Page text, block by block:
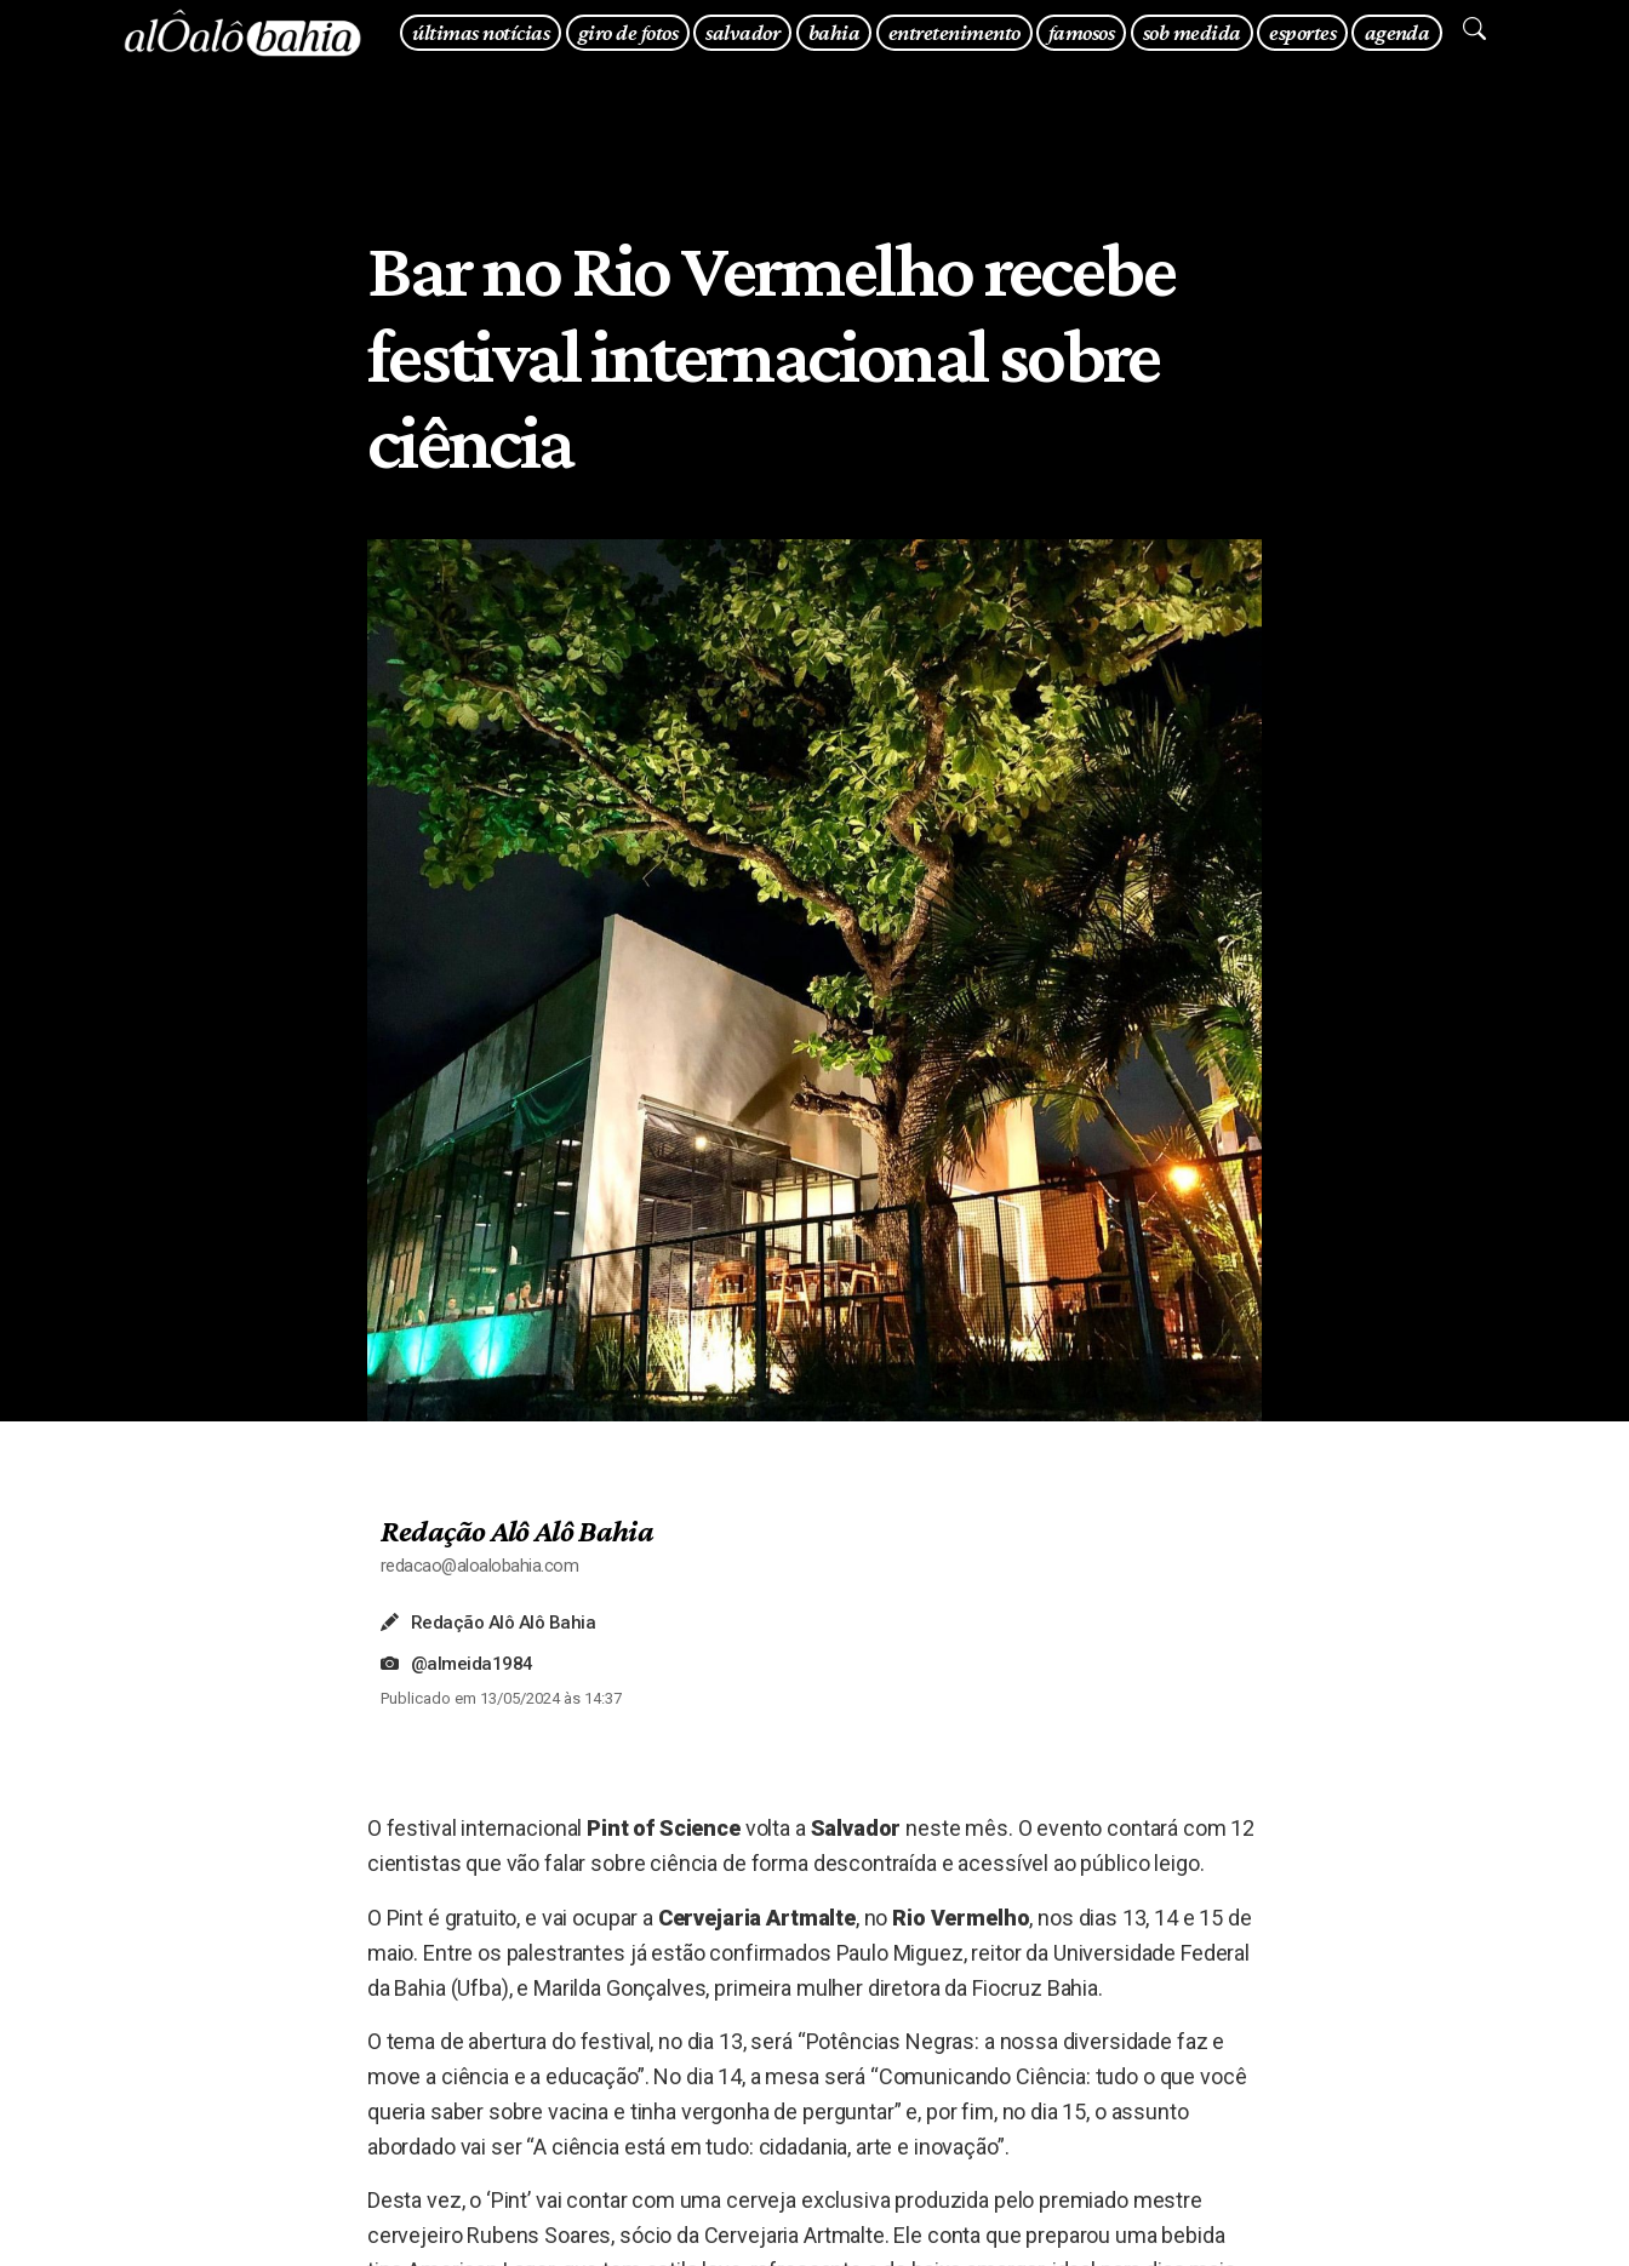
últimas notícias giro de fotos salvador bahia entretenimento famosos sob medida esportes agenda
Bar no Rio Vermelho recebe
festival internacional sobre
ciência
Redação Alô Alô Bahia
redacao@aloalobahia.com
Redação Alô Alô Bahia
@almeida1984
Publicado em 13/05/2024 às 14:37
O festival internacional Pint of Sciencevolta aSalvador neste mês. O evento contará com 12
cientistas que vão falar sobre ciência de forma descontraída e acessível ao público leigo.
O Pint é gratuito, e vai ocupar a Cervejaria Artmalte, no Rio Vermelho, nos dias 13, 14 e 15 de
maio. Entre os palestrantes já estão confirmados Paulo Miguez, reitor da Universidade Federal
da Bahia (Ufba), e Marilda Gonçalves, primeira mulher diretora da Fiocruz Bahia.
O tema de abertura do festival, no dia 13, será “Potências Negras: a nossa diversidade faz e
move a ciência e a educação”. No dia 14, a mesa será “Comunicando Ciência: tudo o que você
queria saber sobre vacina e tinha vergonha de perguntar” e, por fim, no dia 15, o assunto
abordado vai ser “A ciência está em tudo: cidadania, arte e inovação”.
Desta vez, o ‘Pint’ vai contar com uma cerveja exclusiva produzida pelo premiado mestre
cervejeiro Rubens Soares, sócio da Cervejaria Artmalte. Ele conta que preparou uma bebida